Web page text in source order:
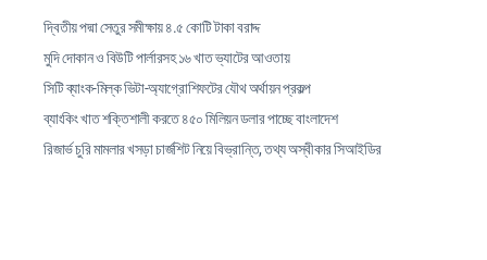
দ্বিতীয় পদ্মা সেতুর সমীক্ষায় ৪.৫ কোটি টাকা বরাদ্দ
মুদি দোকান ও বিউটি পার্লারসহ ১৬ খাত ভ্যাটের আওতায়
সিটি ব্যাংক-মিল্ক ভিটা-অ্যাগ্রোশিফটের যৌথ অর্থায়ন প্রকল্প
ব্যাংকিং খাত শক্তিশালী করতে ৪৫০ মিলিয়ন ডলার পাচ্ছে বাংলাদেশ
রিজার্ভ চুরি মামলার খসড়া চার্জশিট নিয়ে বিভ্রান্তি, তথ্য অস্বীকার সিআইডির